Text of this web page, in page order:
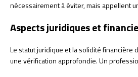
nécessairement à éviter, mais appellent
Aspects juridiques et
Le statut juridique et la solidité financière
une vérification approfondie. Un